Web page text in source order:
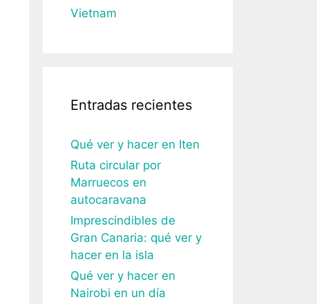
Vietnam
Entradas recientes
Qué ver y hacer en Iten
Ruta circular por
Marruecos en
autocaravana
Imprescindibles de
Gran Canaria: qué ver y
hacer en la isla
Qué ver y hacer en
Nairobi en un día